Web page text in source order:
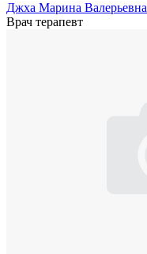
Джха Марина Валерьевна
Врач терапевт